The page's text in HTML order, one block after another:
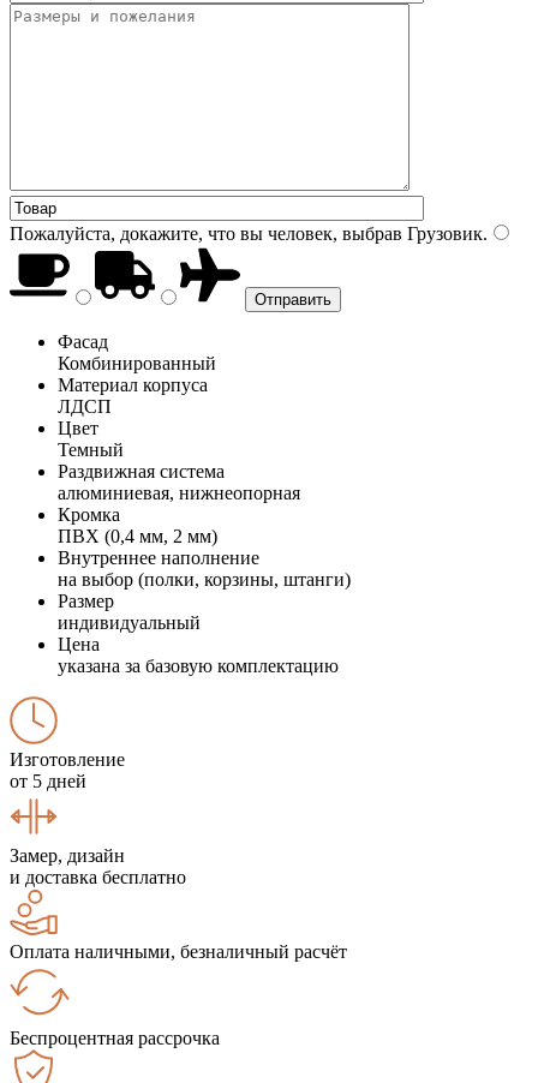
Пожалуйста, докажите, что вы человек, выбрав Грузовик.
Фасад
Комбинированный
Материал корпуса
ЛДСП
Цвет
Темный
Раздвижная система
алюминиевая, нижнеопорная
Кромка
ПВХ (0,4 мм, 2 мм)
Внутреннее наполнение
на выбор (полки, корзины, штанги)
Размер
индивидуальный
Цена
указана за базовую комплектацию
Изготовление
от 5 дней
Замер, дизайн
и доставка бесплатно
Оплата наличными, безналичный расчёт
Беспроцентная рассрочка